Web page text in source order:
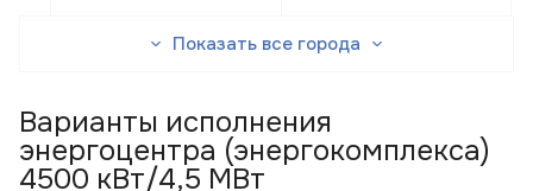
Показать все города
Варианты исполнения
энергоцентра (энергокомплекса)
4500 кВт/4,5 МВт